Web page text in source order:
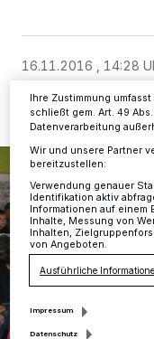
16.11.2016 , 14:28
Ihre Einstellungen
Informationen finden Sie
Ihre Zustimmung
schließt gem. Art. 49
Datenverarbeitung
Wir und unsere Partner
bereitzustellen:
Verwendung genauer
Identifikation aktiv
Informationen auf einem
Inhalte, Messung von
Inhalten,
von Angeboten.
Ausführliche
Impressum
Datenschutz